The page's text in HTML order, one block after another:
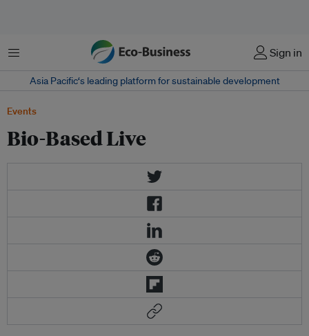
菜单 Sign in
Asia Pacific‘s leading platform for sustainable development
Events
Bio-Based Live